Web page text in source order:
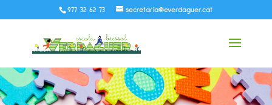
977 32 62 73 secretaria@everdaguer.cat